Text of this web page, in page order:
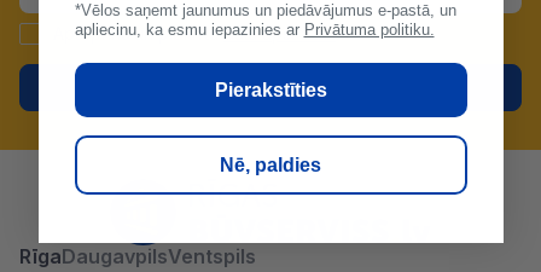
Apstiprinu un piekrītudatu apstrādei.
Pieteikties
RīgaDaugavpilsVentspils
*Vēlos saņemt jaunumus un piedāvājumus e-pastā, un
apliecinu, ka esmu iepazinies ar Privātuma politiku.
Pierakstīties
Nē, paldies